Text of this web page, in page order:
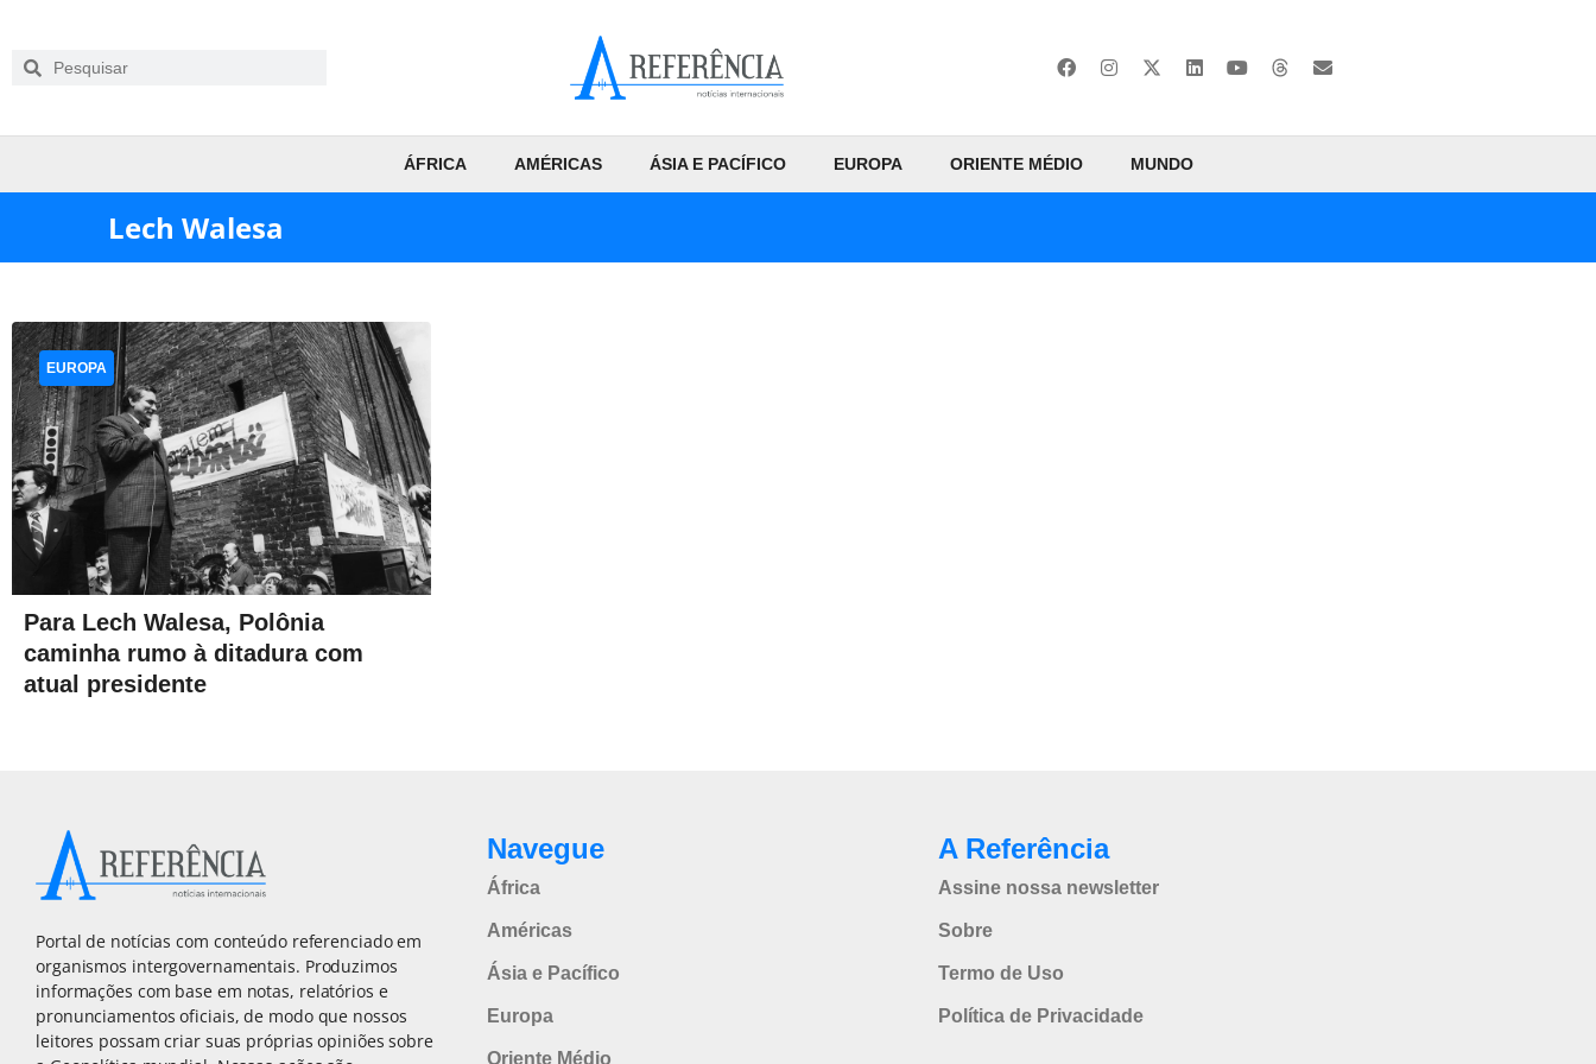
ÁFRICA AMÉRICAS ÁSIA E PACÍFICO EUROPA ORIENTE MÉDIO MUNDO
Lech Walesa
Para Lech Walesa, Polônia
caminha rumo à ditadura com
atual presidente
EUROPA
Portal de notícias com conteúdo referenciado em
organismos intergovernamentais. Produzimos
informações com base em notas, relatórios e
pronunciamentos oficiais, de modo que nossos
leitores possam criar suas próprias opiniões sobre
Navegue
África
Américas
Ásia e Pacífico
Europa
Oriente Médio
A Referência
Assine nossa newsletter
Sobre
Termo de Uso
Política de Privacidade